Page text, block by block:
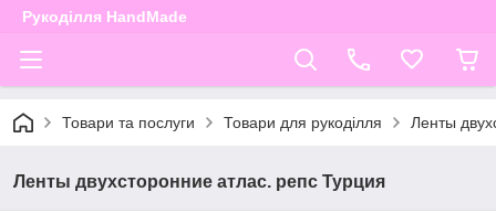
Рукоділля HandMade
Товари та послуги Товари для рукоділля Ленты
Ленты двухсторонние атлас. репс Турция